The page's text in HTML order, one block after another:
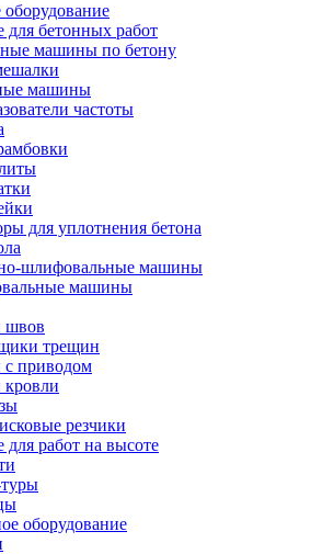
для бетонных работ
машины по бетону
машины
частоты
для уплотнения бетона
шлифовальные машины
машины
швов
трещин
с приводом
кровли
резчики
для работ на высоте
оборудование